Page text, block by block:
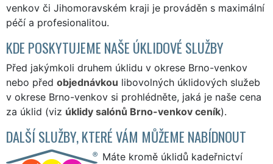
venkov či Jihomoravském kraji je prováděn s maximální
péčí a profesionalitou.
KDE POSKYTUJEME NAŠE ÚKLIDOVÉ SLUŽBY
Před jakýmkoli druhem úklidu v okrese Brno-venkov
nebo před objednávkou libovolných úklidových služeb
v okrese Brno-venkov si prohlédněte, jaká je naše cena
za úklid (viz úklidy salónů Brno-venkov ceník).
DALŠÍ SLUŽBY, KTERÉ VÁM MŮŽEME NABÍDNOUT
Máte kromě úklidů kadeřnictví